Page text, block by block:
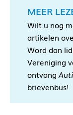
MEER
Wilt u nog
artikelen
Word dan
Vereniging
ontvang
brievenbus!